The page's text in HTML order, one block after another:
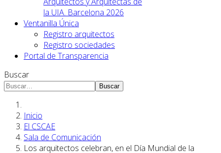
la UIA. Barcelona 2026
Ventanilla Única
Registro arquitectos
Registro sociedades
Portal de Transparencia
Buscar
Buscar
Inicio
El CSCAE
Sala de Comunicación
Los arquitectos celebran, en el Día Mundial de la